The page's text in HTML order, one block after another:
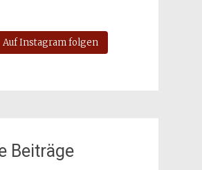
Auf Instagram folgen
Beiträge